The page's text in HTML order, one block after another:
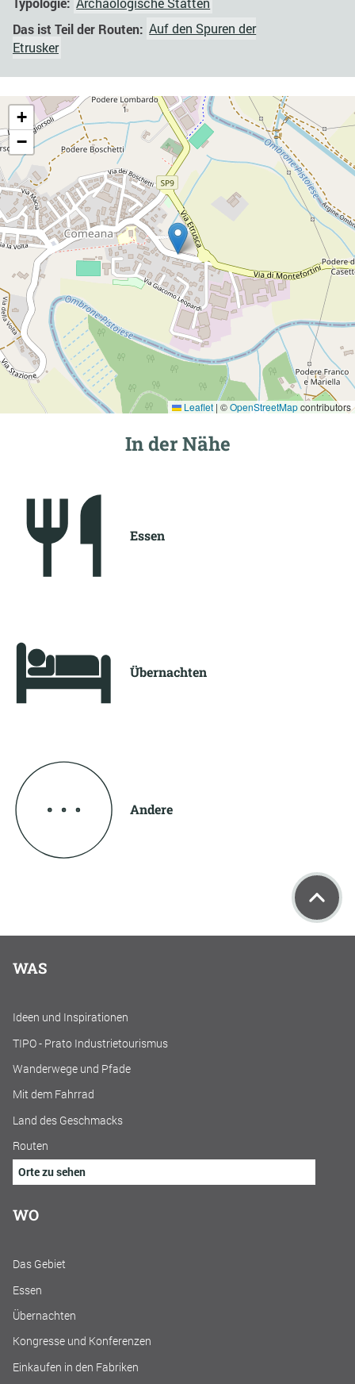
Das ist Teil der Routen: Auf den Spuren der
Etrusker
+
−
Leaflet | ©OpenStreetMapcontributors
In der Nähe
Essen
Übernachten
Andere
WAS
Ideen und Inspirationen
TIPO - Prato Industrietourismus
Wanderwege und Pfade
Mit dem Fahrrad
Land des Geschmacks
Routen
Orte zu sehen
WO
Das Gebiet
Essen
Übernachten
Kongresse und Konferenzen
Einkaufen in den Fabriken